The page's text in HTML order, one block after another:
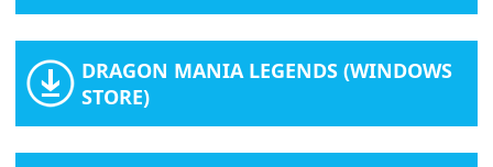
DRAGON MANIA LEGENDS (WINDOWS
STORE)